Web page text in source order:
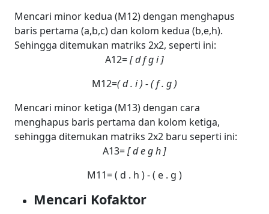
Mencari minor kedua (M12) dengan menghapus
baris pertama (a,b,c) dan kolom kedua (b,e,h).
Sehingga ditemukan matriks 2x2, seperti ini:
A12=[dfgi ]
M12=(d . i ) - ( f . g )
Mencari minor ketiga (M13) dengan cara
menghapus baris pertama dan kolom ketiga,
sehingga ditemukan matriks 2x2 baru seperti ini:
A13=[degh ]
M11= ( d . h )- ( e . g )
Mencari Kofaktor